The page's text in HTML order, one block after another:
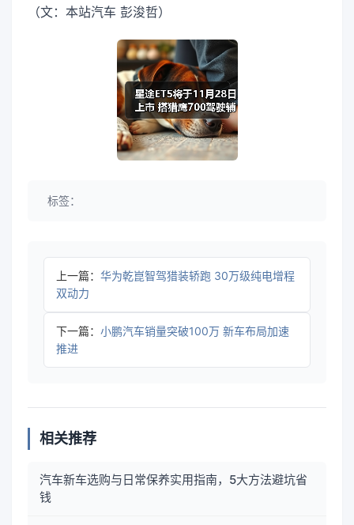
（文：本站汽车 彭浚哲）
标签：
上一篇： 华为乾崑智驾猎装轿跑 30万级纯电增程
双动力
下一篇： 小鹏汽车销量突破100万 新车布局加速
推进
相关推荐
汽车新车选购与日常保养实用指南，5大方法避坑省
钱